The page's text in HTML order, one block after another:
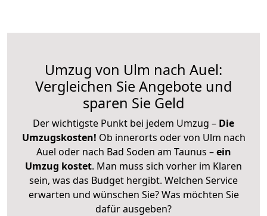
Umzug von Ulm nach Auel:
Vergleichen Sie Angebote und
sparen Sie Geld
Der wichtigste Punkt bei jedem Umzug – Die
Umzugskosten! Ob innerorts oder von Ulm nach
Auel oder nach Bad Soden am Taunus –ein
Umzug kostet. Man muss sich vorher im Klaren
sein, was das Budget hergibt. Welchen Service
erwarten und wünschen Sie? Was möchten Sie
dafür ausgeben?